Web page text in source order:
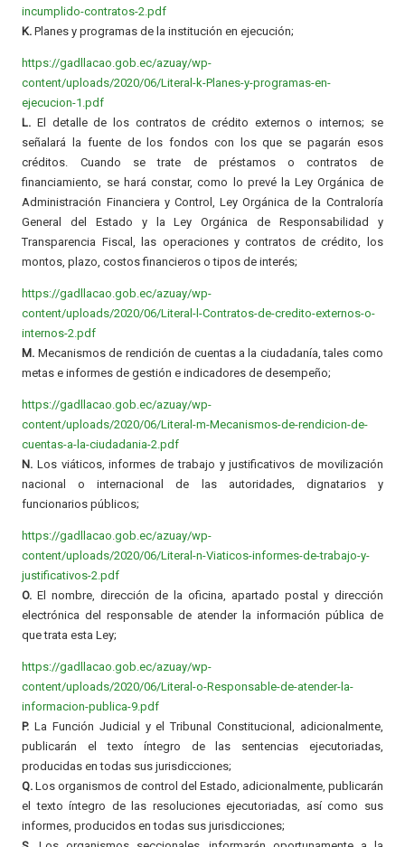
incumplido-contratos-2.pdf
K. Planes y programas de la institución en ejecución;
https://gadllacao.gob.ec/azuay/wp-
content/uploads/2020/06/Literal-k-Planes-y-programas-en-
ejecucion-1.pdf
L. El detalle de los contratos de crédito externos o internos; se
señalará la fuente de los fondos con los que se pagarán esos
créditos. Cuando se trate de préstamos o contratos de
financiamiento, se hará constar, como lo prevé la Ley Orgánica de
Administración Financiera y Control, Ley Orgánica de la Contraloría
General del Estado y la Ley Orgánica de Responsabilidad y
Transparencia Fiscal, las operaciones y contratos de crédito, los
montos, plazo, costos financieros o tipos de interés;
https://gadllacao.gob.ec/azuay/wp-
content/uploads/2020/06/Literal-l-Contratos-de-credito-externos-o-
internos-2.pdf
M. Mecanismos de rendición de cuentas a la ciudadanía, tales como
metas e informes de gestión e indicadores de desempeño;
https://gadllacao.gob.ec/azuay/wp-
content/uploads/2020/06/Literal-m-Mecanismos-de-rendicion-de-
cuentas-a-la-ciudadania-2.pdf
N. Los viáticos, informes de trabajo y justificativos de movilización
nacional o internacional de las autoridades, dignatarios y
funcionarios públicos;
https://gadllacao.gob.ec/azuay/wp-
content/uploads/2020/06/Literal-n-Viaticos-informes-de-trabajo-y-
justificativos-2.pdf
O. El nombre, dirección de la oficina, apartado postal y dirección
electrónica del responsable de atender la información pública de
que trata esta Ley;
https://gadllacao.gob.ec/azuay/wp-
content/uploads/2020/06/Literal-o-Responsable-de-atender-la-
informacion-publica-9.pdf
P. La Función Judicial y el Tribunal Constitucional, adicionalmente,
publicarán el texto íntegro de las sentencias ejecutoriadas,
producidas en todas sus jurisdicciones;
Q. Los organismos de control del Estado, adicionalmente, publicarán
el texto íntegro de las resoluciones ejecutoriadas, así como sus
informes, producidos en todas sus jurisdicciones;